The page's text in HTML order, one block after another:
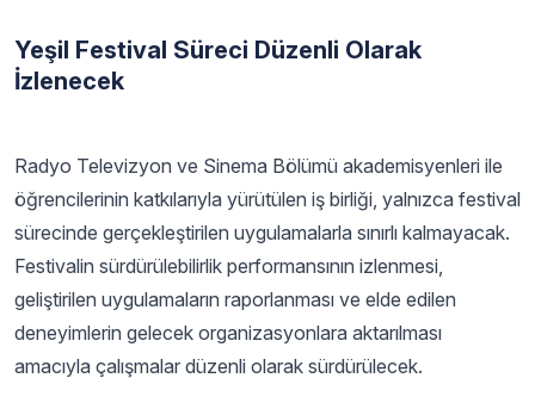
Yeşil Festival Süreci Düzenli Olarak
İzlenecek
Radyo Televizyon ve Sinema Bölümü akademisyenleri ile
öğrencilerinin katkılarıyla yürütülen iş birliği, yalnızca festival
sürecinde gerçekleştirilen uygulamalarla sınırlı kalmayacak.
Festivalin sürdürülebilirlik performansının izlenmesi,
geliştirilen uygulamaların raporlanması ve elde edilen
deneyimlerin gelecek organizasyonlara aktarılması
amacıyla çalışmalar düzenli olarak sürdürülecek.